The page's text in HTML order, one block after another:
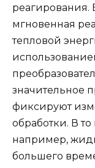
реагирования.
мгновенная
тепловой
значительное
фиксируют
обработки. В
например,
большего